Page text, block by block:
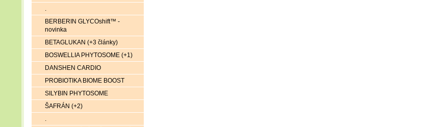
.
BERBERIN GLYCOshift™ -
novinka
BETAGLUKAN (+3 články)
BOSWELLIA PHYTOSOME (+1)
DANSHEN CARDIO
PROBIOTIKA BIOME BOOST
SILYBIN PHYTOSOME
ŠAFRÁN (+2)
.